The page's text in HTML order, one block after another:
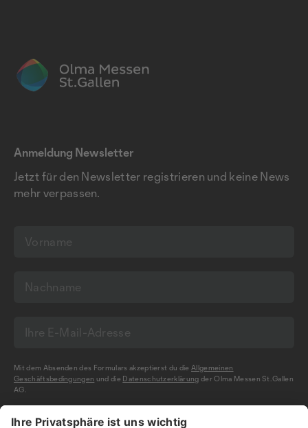
Anmeldung Newsletter
Jetzt für den Newsletter registrieren und keine News
mehr verpassen.
Mit dem Absenden des Formulars akzeptierst du dieAllgemeinen
Geschäftsbedingungen und die Datenschutzerklärung der Olma Messen St.Gallen
AG.